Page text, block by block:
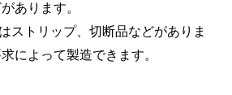
あります。
ストリップ、切断品などがありま
によって製造できます。